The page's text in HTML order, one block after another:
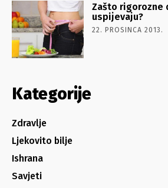
Zašto rigorozne
uspijevaju?
22. PROSINCA 2013.
Kategorije
Zdravlje
Ljekovito bilje
Ishrana
Savjeti